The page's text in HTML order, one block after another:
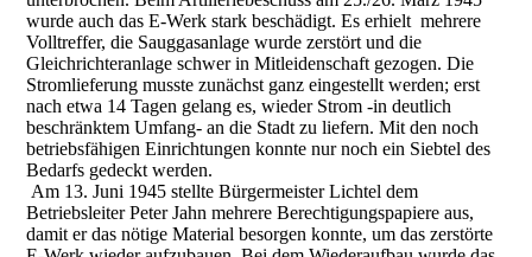
wurde auch das E-Werk stark beschädigt. Es erhielt mehrere
Volltreffer, die Sauggasanlage wurde zerstört und die
Gleichrichteranlage schwer in Mitleidenschaft gezogen. Die
Stromlieferung musste zunächst ganz eingestellt werden; erst
nach etwa 14 Tagen gelang es, wieder Strom -in deutlich
beschränktem Umfang- an die Stadt zu liefern. Mit den noch
betriebsfähigen Einrichtungen konnte nur noch ein Siebtel des
Bedarfs gedeckt werden.
Am 13. Juni 1945 stellte Bürgermeister Lichtel dem
Betriebsleiter Peter Jahn mehrere Berechtigungspapiere aus,
damit er das nötige Material besorgen konnte, um das zerstörte